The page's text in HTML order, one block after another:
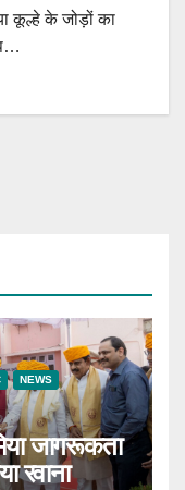
कूल्हे के जोड़ों का
NEWS
जागरूकता
रवाना